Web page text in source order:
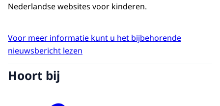
Nederlandse websites voor kinderen.
Voor meer informatie kunt u het bijbehorende
nieuwsbericht lezen
Hoort bij